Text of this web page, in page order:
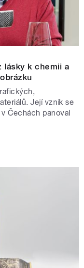
lásky k chemii a
Její vznik se
Čechách panoval